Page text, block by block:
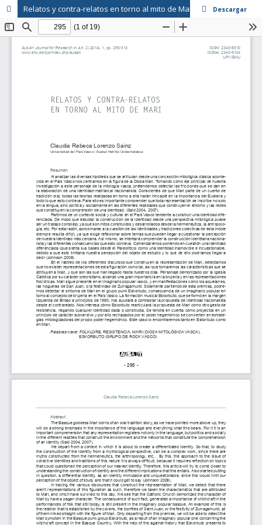
Relatos y contra-relatos en torno al mito de Mari Descargar